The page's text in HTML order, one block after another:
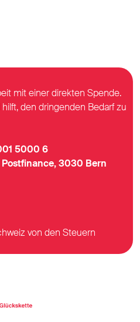
mit einer direkten Spende.
den dringenden Bedarf zu
5000 6
3030 Bern
von den Steuern